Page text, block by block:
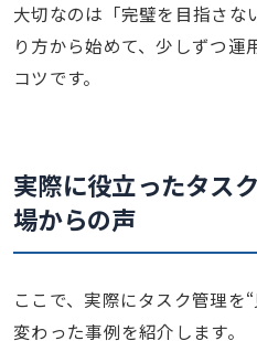
大切なのは「完璧を目指さな
り方から始めて、少しずつ運
コツです。
実際に役立ったタス
場からの声
ここで、実際にタスク管理を
変わった事例を紹介します。